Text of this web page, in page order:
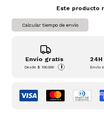
Este producto
Calcular tiempo de envío
Envío gratis
Desde$ 100.000 i Envío